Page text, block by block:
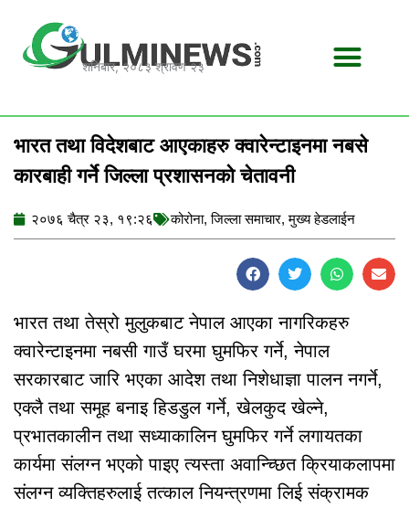
content
शनिबार, २०८३ श्रावण २३
भारत तथा विदेशबाट आएकाहरु क्वारेन्टाइनमा नबसे
कारबाही गर्ने जिल्ला प्रशासनको चेतावनी
२०७६ चैत्र २३, १९:२६ कोरोना,जिल्ला समाचार,मुख्य हेडलाईन
भारत तथा तेस्रो मुलुकबाट नेपाल आएका नागरिकहरु
क्वारेन्टाइनमा नबसी गाउँ घरमा घुमफिर गर्ने, नेपाल
सरकारबाट जारि भएका आदेश तथा निशेधाज्ञा पालन नगर्ने,
एक्लै तथा समूह बनाइ हिडडुल गर्ने, खेलकुद खेल्ने,
प्रभातकालीन तथा सध्याकालिन घुमफिर गर्ने लगायतका
कार्यमा संलग्न भएको पाइए त्यस्ता अवान्च्छित क्रियाकलापमा
संलग्न व्यक्तिहरुलाई तत्काल नियन्त्रणमा लिई संक्रामक